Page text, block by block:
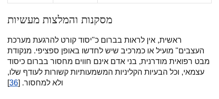
מסקנות והמלצות מעשיות
ראשית, אין לראות בברום כ"יסוד קורט להרגעת מערכת
העצבים" מועיל או כמרכיב שיש לחדשו באופן ספציפי. מנקודת
מבט רפואית מודרנית, בני אדם אינם חווים מחסור בברום כיסוד
עצמאי, וכל הבעיות הקליניות המשמעותיות קשורות לעודף שלו,
ולא למחסור. [36
]